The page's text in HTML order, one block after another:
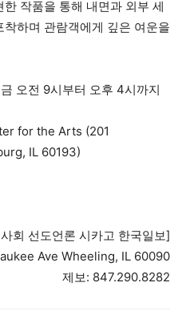
작품을 통해 내면과 외부 세
하며 관람객에게 깊은 여운을
오전 9시부터 오후 4시까지
for the Arts (201
IL 60193)
회 선도언론 시카고 한국일보]
Ave Wheeling, IL 60090
제보: 847.290.8282